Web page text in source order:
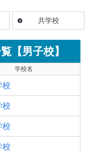
共学校
【男子校】
学校名
校
校
校
校